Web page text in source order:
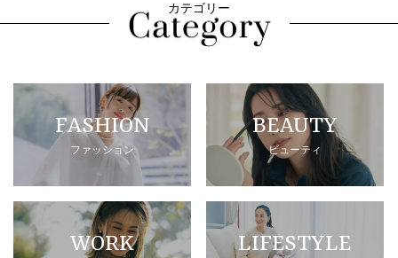
カテゴリー
FASHION
ファッション
BEAUTY
ビューティ
WORK LIFESTYLE